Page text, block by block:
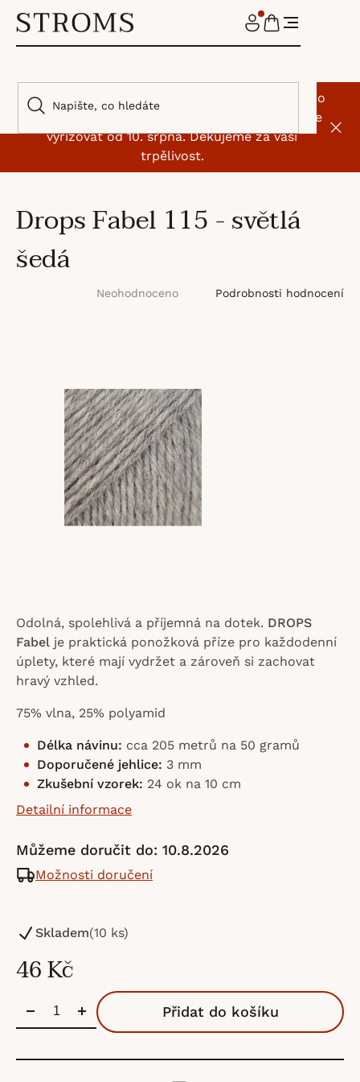
obsah
🌿 I my jsme si na chvíli odskočili od klubíček. Do
9. srpna máme dovolenou, objednávky začneme
vyřizovat od 10. srpna. Děkujeme za vaši
trpělivost.
NÁKUPNÍ
KOŠÍK
Drops Fabel 115 - světlá
šedá
hvězdiček.
Neohodnoceno Podrobnosti hodnocení
46 Kč
Skladem(10 ks)
Můžeme doručit do: 10.8.2026
Možnosti doručení
Přidat do košíku
Odolná, spolehlivá a příjemná na dotek. DROPS
Fabel je praktická ponožková příze pro každodenní
úplety, které mají vydržet a zároveň si zachovat
hravý vzhled.
75% vlna, 25% polyamid
Délka návinu: cca 205 metrů na 50 gramů
Doporučené jehlice: 3 mm
Zkušební vzorek: 24 ok na 10 cm
Detailní informace